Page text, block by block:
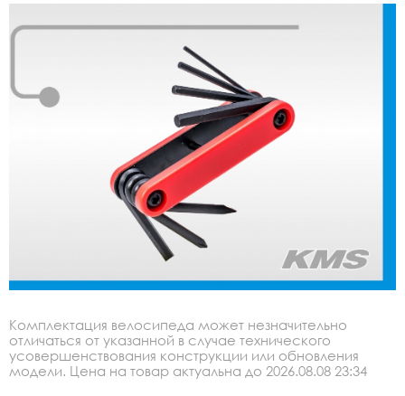
Комплектация велосипеда может незначительно
отличаться от указанной в случае технического
усовершенствования конструкции или обновления
модели. Цена на товар актуальна до 2026.08.08 23:34